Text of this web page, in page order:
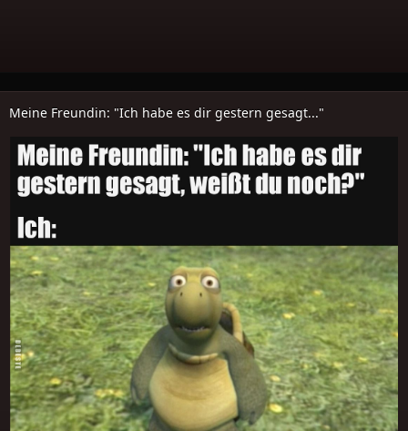
Meine Freundin: "Ich habe es dir gestern gesagt..."